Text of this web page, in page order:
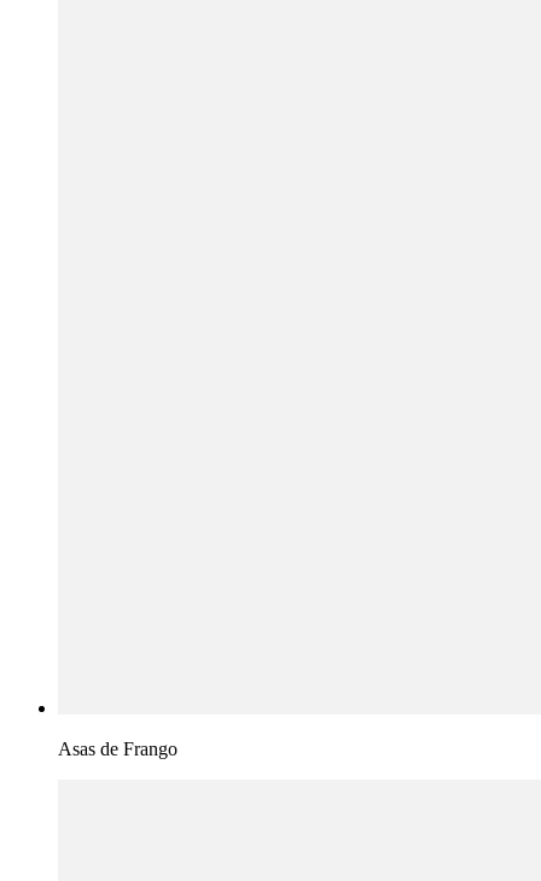
Asas de Frango